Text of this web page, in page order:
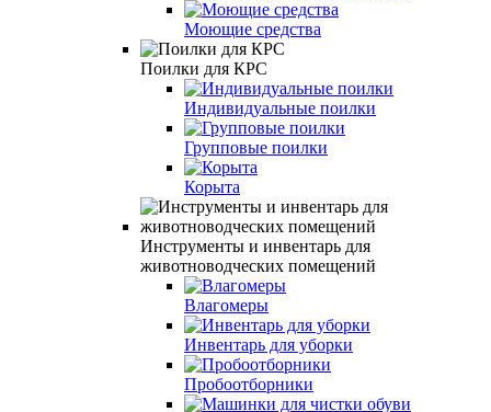
Моющие средства
Поилки для КРС
Индивидуальные поилки
Групповые поилки
Корыта
Инструменты и инвентарь для
животноводческих помещений
Влагомеры
Инвентарь для уборки
Пробоотборники